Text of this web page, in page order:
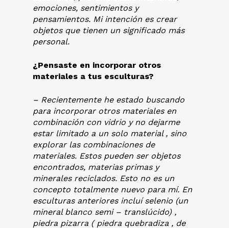
emociones, sentimientos y
pensamientos. Mi intención es crear
objetos que tienen un significado más
personal.
¿Pensaste en incorporar otros
materiales a tus esculturas?
– Recientemente he estado buscando
para incorporar otros materiales en
combinación con vidrio y no dejarme
estar limitado a un solo material , sino
explorar las combinaciones de
materiales. Estos pueden ser objetos
encontrados, materias primas y
minerales reciclados. Esto no es un
concepto totalmente nuevo para mí. En
esculturas anteriores incluí selenio (un
mineral blanco semi – translúcido) ,
piedra pizarra ( piedra quebradiza , de